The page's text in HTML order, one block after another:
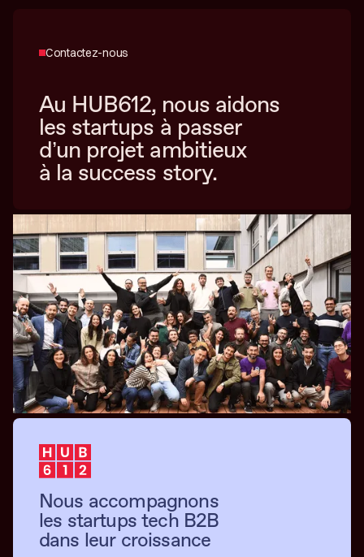
Contactez-nous
Au HUB612, nous aidons
les startups à passer
d’un projet ambitieux
à la success story.
Nous accompagnons
les startups tech B2B
dans leur croissance